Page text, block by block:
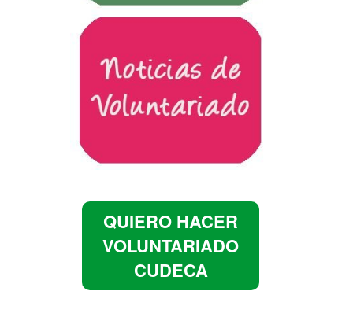
QUIERO HACER
VOLUNTARIADO
CUDECA